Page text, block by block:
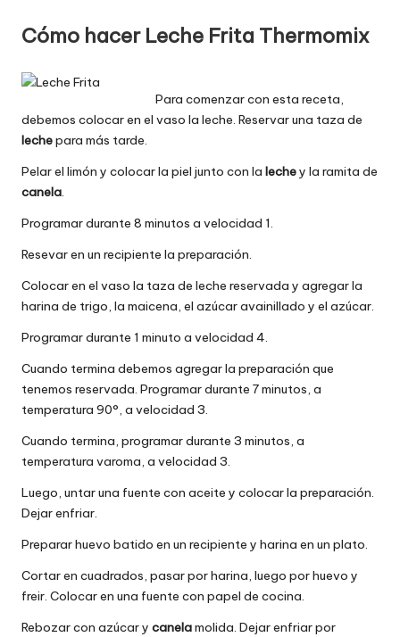
Cómo hacer Leche Frita Thermomix
Para comenzar con esta receta,
debemos colocar en el vaso la leche. Reservar una taza de
lechepara más tarde.
Pelar el limón y colocar la piel junto con la lechey la ramita de
canela.
Programar durante 8 minutos a velocidad 1.
Resevar en un recipiente la preparación.
Colocar en el vaso la taza de leche reservada y agregar la
harina de trigo, la maicena, el azúcar avainillado y el azúcar.
Programar durante 1 minuto a velocidad 4.
Cuando termina debemos agregar la preparación que
tenemos reservada. Programar durante 7 minutos, a
temperatura 90°, a velocidad 3.
Cuando termina, programar durante 3 minutos, a
temperatura varoma, a velocidad 3.
Luego, untar una fuente con aceite y colocar la preparación.
Dejar enfriar.
Preparar huevo batido en un recipiente y harina en un plato.
Cortar en cuadrados, pasar por harina, luego por huevo y
freir. Colocar en una fuente con papel de cocina.
Rebozar con azúcar y canelamolida. Dejar enfriar por